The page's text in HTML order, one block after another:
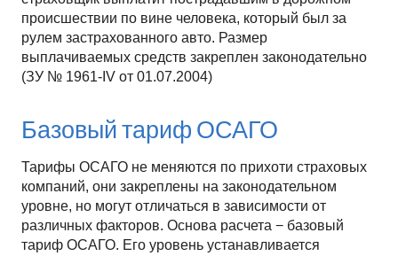
происшествии по вине человека, который был за
рулем застрахованного авто. Размер
выплачиваемых средств закреплен законодательно
(ЗУ № 1961-IV от 01.07.2004)
Базовый тариф ОСАГО
Тарифы ОСАГО не меняются по прихоти страховых
компаний, они закреплены на законодательном
уровне, но могут отличаться в зависимости от
различных факторов. Основа расчета − базовый
тариф ОСАГО. Его уровень устанавливается